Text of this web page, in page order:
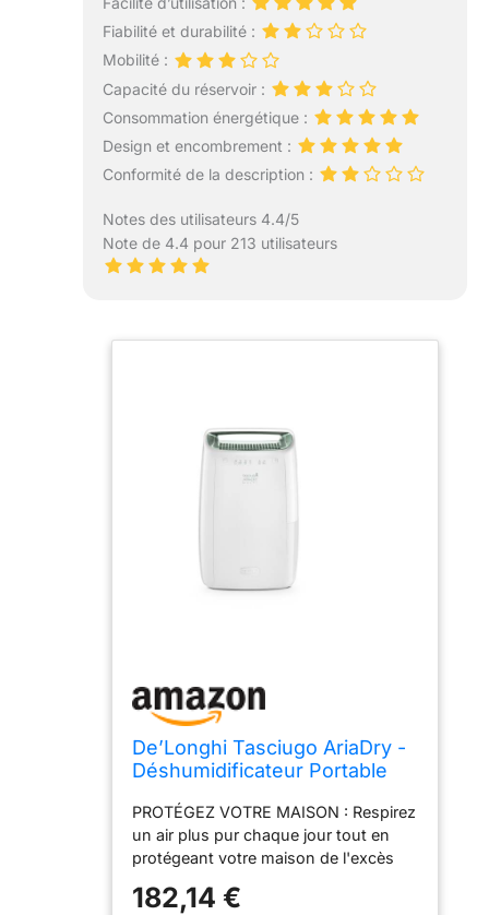
Fiabilité et durabilité :
Mobilité :
Capacité du réservoir :
Consommation énergétique :
Design et encombrement :
Conformité de la description :
Notes des utilisateurs 4.4/5
Note de 4.4 pour 213 utilisateurs
De’Longhi Tasciugo AriaDry -
Déshumidificateur Portable
Actions, Élimination de
l'Humidité 12L/24h, Séchage,
Anti-Moisissure, Silencieux,
Blanc (DEX212SF)
PROTÉGEZ VOTRE MAISON : Respirez
un air plus pur chaque jour tout en
protégeant votre maison de l'excès
mauvaises odeurs AIR PLUS PROPRE
182,14 €